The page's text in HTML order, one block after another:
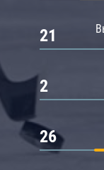
21
2
26